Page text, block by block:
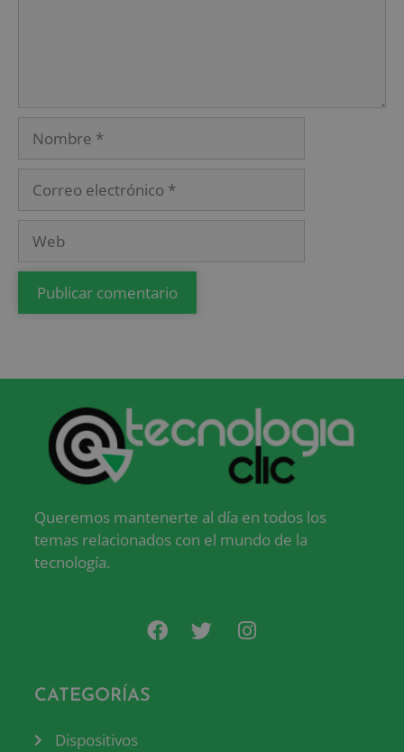
Queremos mantenerte al día en todos los
temas relacionados con el mundo de la
tecnología.
CATEGORÍAS
Dispositivos